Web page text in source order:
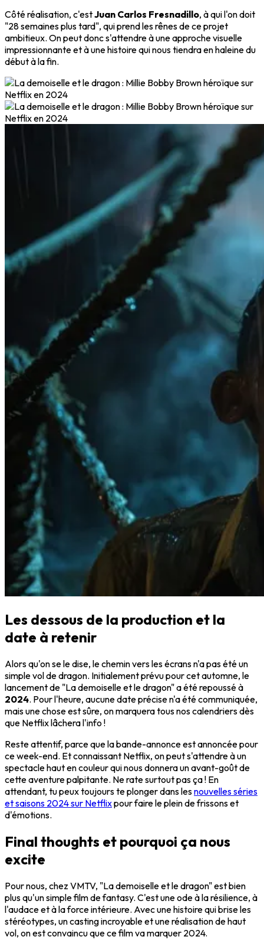
Côté réalisation, c'estJuan Carlos Fresnadillo, à qui l'on doit
"28 semaines plus tard", qui prend les rênes de ce projet
ambitieux. On peut donc s'attendre à une approche visuelle
impressionnante et à une histoire qui nous tiendra en haleine du
début à la fin.
Les dessous de la production et la
date à retenir
Alors qu'on se le dise, le chemin vers les écrans n'a pas été un
simple vol de dragon. Initialement prévu pour cet automne, le
lancement de "La demoiselle et le dragon" a été repoussé à
2024. Pour l'heure, aucune date précise n'a été communiquée,
mais une chose est sûre, on marquera tous nos calendriers dès
que Netflix lâchera l'info !
Reste attentif, parce que la bande-annonce est annoncée pour
ce week-end. Et connaissant Netflix, on peut s'attendre à un
spectacle haut en couleur qui nous donnera un avant-goût de
cette aventure palpitante. Ne rate surtout pas ça ! En
attendant, tu peux toujours te plonger dans lesnouvelles séries
et saisons 2024 sur Netflixpour faire le plein de frissons et
d'émotions.
Final thoughts et pourquoi ça nous
excite
Pour nous, chez VMTV, "La demoiselle et le dragon" est bien
plus qu'un simple film de fantasy. C'est une ode à la résilience, à
l'audace et à la force intérieure. Avec une histoire qui brise les
stéréotypes, un casting incroyable et une réalisation de haut
vol, on est convaincu que ce film va marquer 2024.